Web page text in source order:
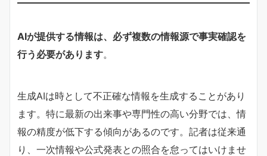
AIが提供する情報は、必ず複数の情報源で事実確認を
行う必要があります。
生成AIは時として不正確な情報を生成することがあり
ます。特に最新の出来事や専門性の高い分野では、情
報の精度が低下する傾向があるのです。記者は従来通
り、一次情報や公式発表との照合を怠ってはいけませ